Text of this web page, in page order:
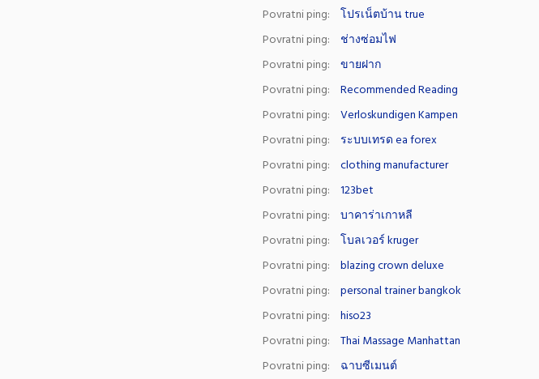
Povratni ping:
โปรเน็ตบ้าน true
Povratni ping:
ช่างซ่อมไฟ
Povratni ping:
ขายฝาก
Povratni ping:
Recommended Reading
Povratni ping:
Verloskundigen Kampen
Povratni ping:
ระบบเทรด ea forex
Povratni ping:
clothing manufacturer
Povratni ping:
123bet
Povratni ping:
บาคาร่าเกาหลี
Povratni ping:
โบลเวอร์ kruger
Povratni ping:
blazing crown deluxe
Povratni ping:
personal trainer bangkok
Povratni ping:
hiso23
Povratni ping:
Thai Massage Manhattan
Povratni ping:
ฉาบซีเมนต์